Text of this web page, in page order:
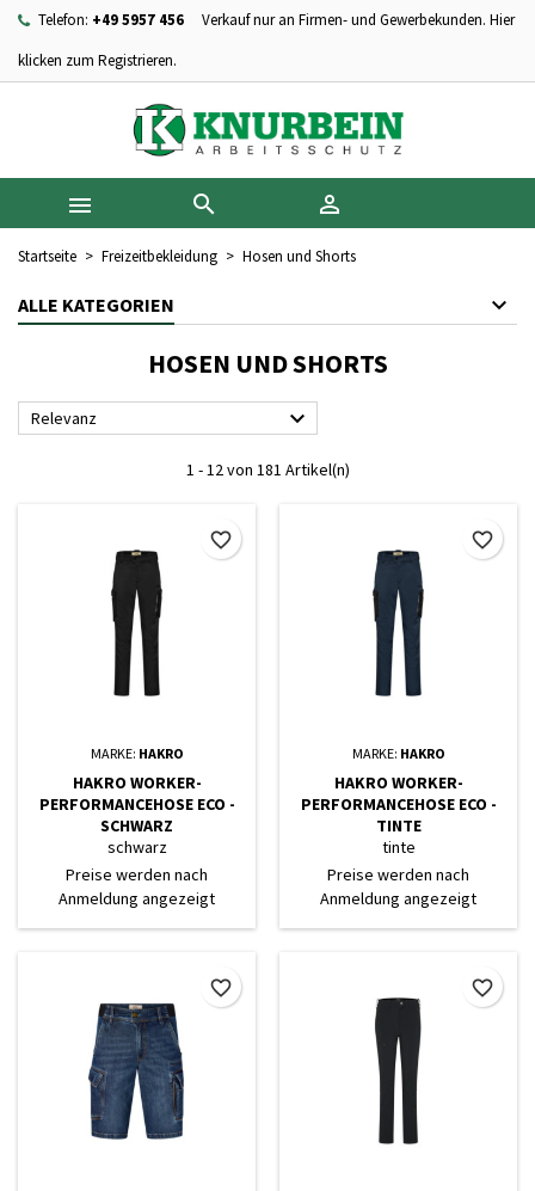
Telefon: +49 5957 456
Verkauf nur an Firmen- und Gewerbekunden. Hier
klicken zum Registrieren.
  
Startseite Freizeitbekleidung Hosen und Shorts
ALLE KATEGORIEN
HOSEN UND SHORTS
Relevanz 
1 - 12 von 181 Artikel(n)
MARKE: HAKRO
HAKRO WORKER-
PERFORMANCEHOSE ECO -
SCHWARZ
schwarz
Preise werden nach
Anmeldung angezeigt
favorite_border
MARKE: HAKRO
HAKRO WORKER-
PERFORMANCEHOSE ECO -
TINTE
tinte
Preise werden nach
Anmeldung angezeigt
favorite_border
favorite_border favorite_border
Ihre Wunschlisten ×
Neue Liste anlegen
((modalTitle)) ×
((confirmMessage))
((cancelText)) ((modalDeleteText))
Wunschliste erstellen ×
Name der Wunschliste
Abbrechen Wunschliste erstellen
Anmelden ×
Sie müssen angemeldet sein, um Artikel Ihrer Wunschliste
hinzufügen zu können.
Abbrechen